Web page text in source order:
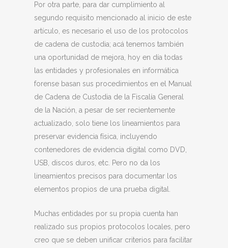
Por otra parte, para dar cumplimiento al
segundo requisito mencionado al inicio de este
artículo, es necesario el uso de los protocolos
de cadena de custodia; acá tenemos también
una oportunidad de mejora, hoy en día todas
las entidades y profesionales en informática
forense basan sus procedimientos en el Manual
de Cadena de Custodia de la Fiscalía General
de la Nación, a pesar de ser recientemente
actualizado, solo tiene los lineamientos para
preservar evidencia física, incluyendo
contenedores de evidencia digital como DVD,
USB, discos duros, etc. Pero no da los
lineamientos precisos para documentar los
elementos propios de una prueba digital.
Muchas entidades por su propia cuenta han
realizado sus propios protocolos locales, pero
creo que se deben unificar criterios para facilitar